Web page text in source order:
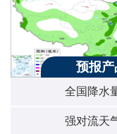
预报产
全国降水
强对流天